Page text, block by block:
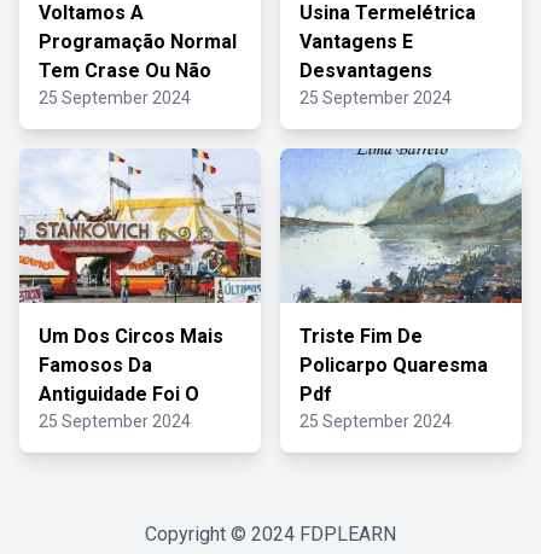
Voltamos A
Programação Normal
Tem Crase Ou Não
25 September 2024
Usina Termelétrica
Vantagens E
Desvantagens
25 September 2024
Um Dos Circos Mais
Famosos Da
Antiguidade Foi O
25 September 2024
Triste Fim De
Policarpo Quaresma
Pdf
25 September 2024
Copyright © 2024 FDPLEARN